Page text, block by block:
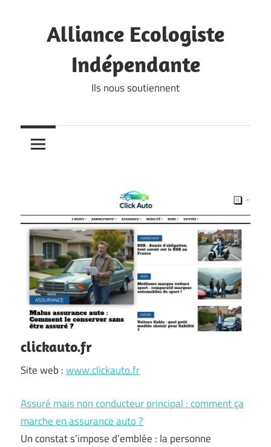
contentAlliance Ecologiste
Indépendante
Ils nous soutiennent
clickauto.fr
Site web :www.clickauto.fr
Assuré mais non conducteur principal : comment ça
marche en assurance auto ?
Un constat s’impose d’emblée : la personne